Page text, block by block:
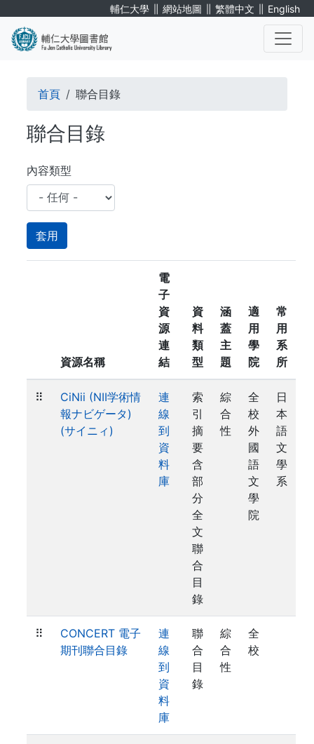
輔仁大學 ∥ 網站地圖 ∥ 繁體中文 ∥ English
導
航
連
結
首頁 聯合目錄
聯合目錄
內容類型
資源名稱
電
子
資
源
連
結
資
料
類
型
涵
蓋
主
題
適
用
學
院
常
用
系
所
⠿
CiNii (NII学術情
報ナビゲータ)
(サイニィ)
連
線
到
資
料
庫
索
引
摘
要
含
部
分
全
文
聯
合
目
錄
綜
合
性
全
校
外
國
語
文
學
院
日
本
語
文
學
系
⠿
CONCERT 電子
期刊聯合目錄
連
線
到
資
料
庫
聯
合
目
錄
綜
合
性
全
校